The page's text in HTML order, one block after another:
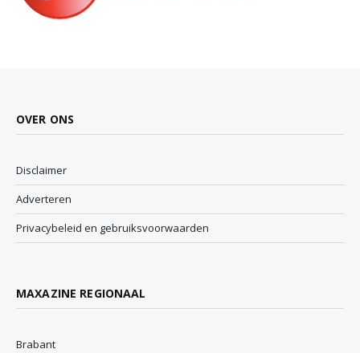
OVER ONS
Disclaimer
Adverteren
Privacybeleid en gebruiksvoorwaarden
MAXAZINE REGIONAAL
Brabant